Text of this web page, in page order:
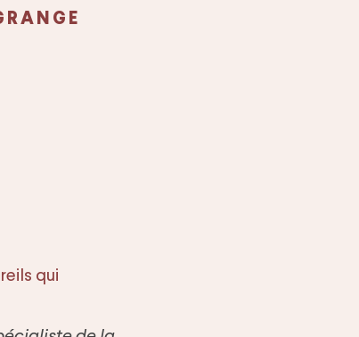
qui